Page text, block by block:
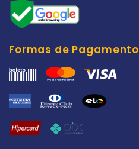
Formas de Pagamento